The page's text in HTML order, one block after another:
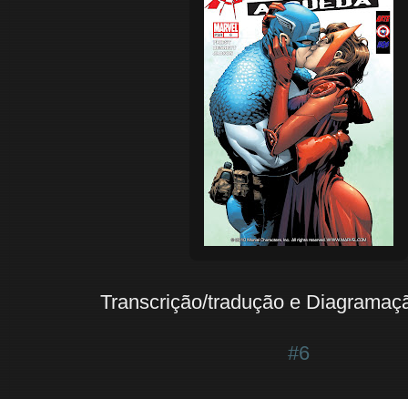
Transcrição/tradução e
#6